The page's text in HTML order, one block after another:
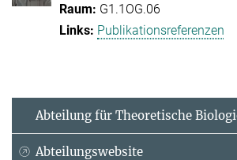
G1.1OG.06
Publikationsreferenzen
Abteilung für Theoretische
Abteilungswebsite